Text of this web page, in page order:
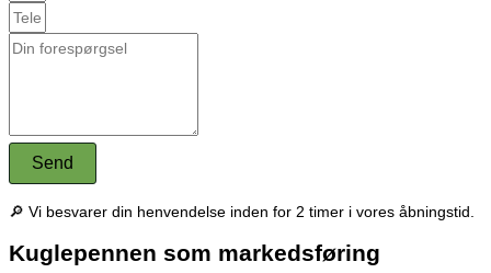
Send
🔎 Vi besvarer din henvendelse inden for 2 timer i vores åbningstid.
Kuglepennen som markedsføring